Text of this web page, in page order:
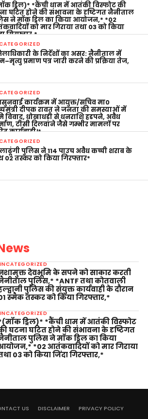
ड्रिल)* *कैंची धाम में आतंकी विस्फोट की
घटित होने की संभावना के दृष्टिगत नैनीताल
ने मॉक ड्रिल का किया आयोजन,* *02
को मार गिराया तथा 03 को किया
गिरफ्तार,*
के निर्देशों का असर: नैनीताल में
प्रमाण पत्र जारी करने की प्रक्रिया तेज,
कार्यक्रम में आयुक्त/सचिव मा0
दीपक रावत ने जनता की समस्याओं में
विवाद, धोखाधड़ी से धनराशि हडपने, अवैध
टीसी दिलवाने जैसे गम्भीर मामलों पर
कार्यवाही।*
पुलिस ने 114 पाउच अवैध कच्ची शराब के
02 तस्कर को किया गिरफ्तार*
देवभूमि के सपने को साकार करती
पुलिस,* *ANTF तथा कोतवाली
पुलिस की संयुक्त कार्यवाही के दौरान
स्मैक तस्कर को किया गिरफ्तार,*
ड्रिल)* *कैंची धाम में आतंकी विस्फोट
घटना घटित होने की संभावना के दृष्टिगत
पुलिस ने मॉक ड्रिल का किया
*02 आतंकवादियों को मार गिराया
03 को किया जिंदा गिरफ्तार,*
US DISCLAIMER PRIVACY POLICY